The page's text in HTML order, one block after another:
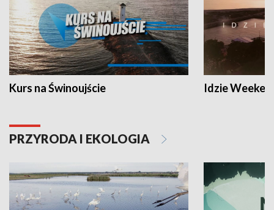
Kurs na Świnoujście Idzie
PRZYRODA I EKOLOGIA